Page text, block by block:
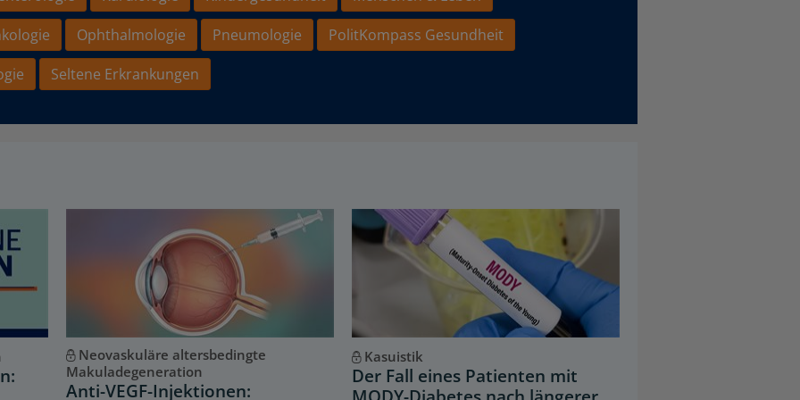
Ophthalmologie Pneumologie
PolitKompass Gesundheit
Seltene Erkrankungen
Neovaskuläre altersbedingte
Makuladegeneration
Anti-VEGF-Injektionen:
Kasuistik
Der Fall eines Patienten mit